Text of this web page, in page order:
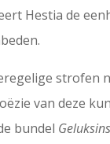
Hestia de
van deze
bundel